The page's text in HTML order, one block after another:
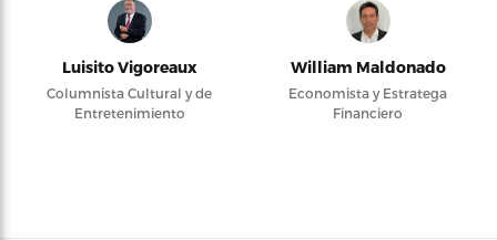
Luisito Vigoreaux
Columnista Cultural y de
Entretenimiento
William Maldonado
Economista y Estratega
Financiero